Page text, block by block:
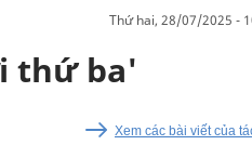
thứ hai, 28/07/2025 -
thứ ba'
Xem các bài viết của